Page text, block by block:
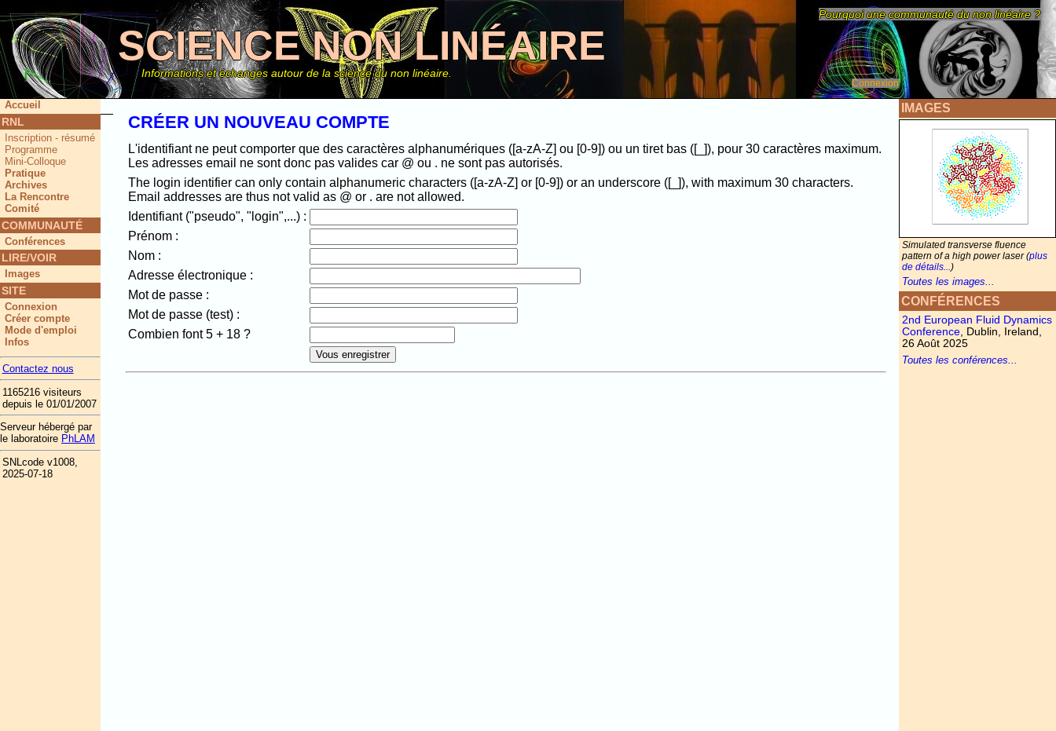
SCIENCE NON LINÉAIRE
Informations et échanges autour de la science du non linéaire.
Connexion
Pourquoi une communauté du non linéaire ?
CRÉER UN NOUVEAU COMPTE
L'identifiant ne peut comporter que des caractères alphanumériques ([a-zA-Z] ou [0-9]) ou un tiret bas ([_]), pour 30 caractères maximum.
Les adresses email ne sont donc pas valides car @ ou . ne sont pas autorisés.
The login identifier can only contain alphanumeric characters ([a-zA-Z] or [0-9]) or an underscore ([_]), with maximum 30 characters.
Email addresses are thus not valid as @ or . are not allowed.
Identifiant ("pseudo", "login",...) :
Prénom :
Nom :
Adresse électronique :
Mot de passe :
Mot de passe (test) :
Combien font 5 + 18 ?
Accueil
RNL
Inscription - résumé
Programme
Mini-Colloque
Pratique
Archives
La Rencontre
Comité
COMMUNAUTÉ
Conférences
LIRE/VOIR
Images
SITE
Connexion
Créer compte
Mode d'emploi
Infos
Contactez nous
1165216 visiteurs
depuis le 01/01/2007
Serveur hébergé par
le laboratoire PhLAM
SNLcode v1008,
2025-07-18
IMAGES
Simulated transverse fluence
pattern of a high power laser (plus
de détails...)
Toutes les images...
CONFÉRENCES
2nd European Fluid Dynamics
Conference , Dublin, Ireland,
26 Août 2025
Toutes les conférences...
Ce site